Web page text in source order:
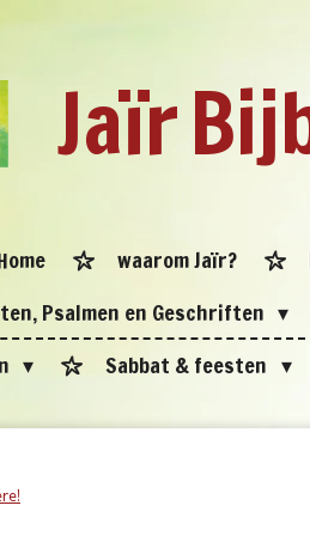
Jaïr
waarom Jaïr?
Psalmen en Geschriften
Sabbat & feesten